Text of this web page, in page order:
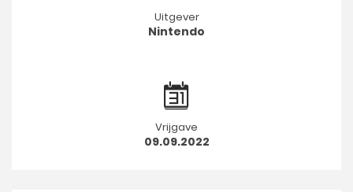
Uitgever
Nintendo
Vrijgave
09.09.2022